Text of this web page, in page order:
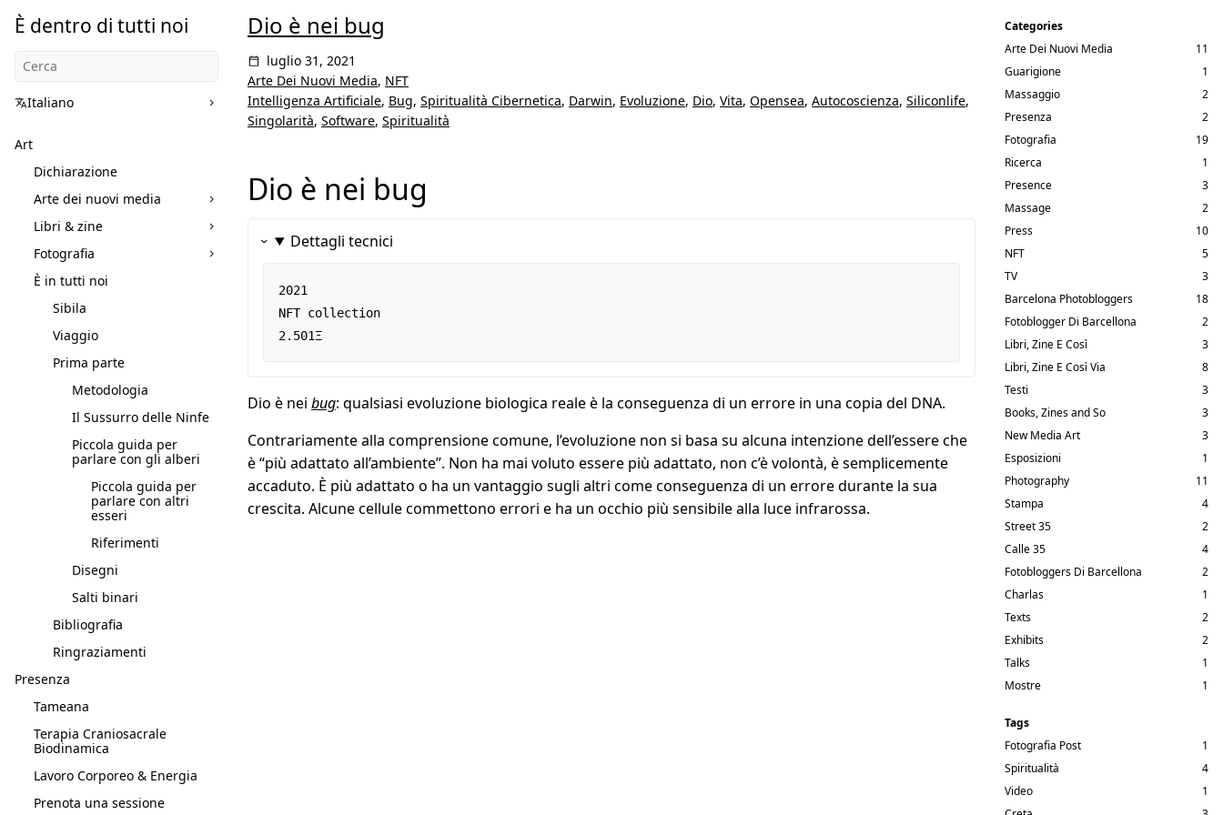
È dentro di tutti noi
Italiano
Art
Dichiarazione
Arte dei nuovi media
Libri & zine
Fotografia
È in tutti noi
Sibila
Viaggio
Prima parte
Metodologia
Il Sussurro delle Ninfe
Piccola guida per
parlare con gli alberi
Piccola guida per
parlare con altri
esseri
Riferimenti
Disegni
Salti binari
Bibliografia
Ringraziamenti
Presenza
Tameana
Terapia Craniosacrale
Biodinamica
Lavoro Corporeo & Energia
Prenota una sessione
Dio è nei bug
luglio 31, 2021
Arte Dei Nuovi Media, NFT
Intelligenza Artificiale, Bug, Spiritualità Cibernetica, Darwin, Evoluzione, Dio, Vita, Opensea, Autocoscienza, Siliconlife,
Singolarità, Software, Spiritualità
Dio è nei bug
Dettagli tecnici
2021
NFT collection
2.501Ξ
Dio è nei bug: qualsiasi evoluzione biologica reale è la conseguenza di un errore in una copia del DNA.
Contrariamente alla comprensione comune, l’evoluzione non si basa su alcuna intenzione dell’essere che
è “più adattato all’ambiente”. Non ha mai voluto essere più adattato, non c’è volontà, è semplicemente
accaduto. È più adattato o ha un vantaggio sugli altri come conseguenza di un errore durante la sua
crescita. Alcune cellule commettono errori e ha un occhio più sensibile alla luce infrarossa.
Categories
Arte Dei Nuovi Media
11
Guarigione
1
Massaggio
2
Presenza
2
Fotografia
19
Ricerca
1
Presence
3
Massage
2
Press
10
NFT
5
TV
3
Barcelona Photobloggers
18
Fotoblogger Di Barcellona
2
Libri, Zine E Così
3
Libri, Zine E Così Via
8
Testi
3
Books, Zines and So
3
New Media Art
3
Esposizioni
1
Photography
11
Stampa
4
Street 35
2
Calle 35
4
Fotobloggers Di Barcellona
2
Charlas
1
Texts
2
Exhibits
2
Talks
1
Mostre
1
Tags
Fotografia Post
1
Spiritualità
4
Video
1